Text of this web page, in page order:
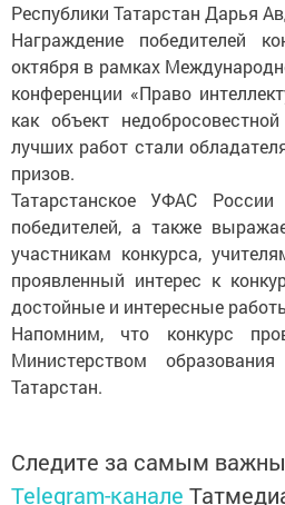
Республики Татарстан Дарья
Награждение победителей
октября в рамках
конференции «Право
как объект
лучших работ стали
призов.
Татарстанское УФАС России
победителей, а также
участникам конкурса,
проявленный интерес к
достойные и интересные
Напомним, что конкурс
Министерством
Татарстан.
Следите за самым
Telegram-канале